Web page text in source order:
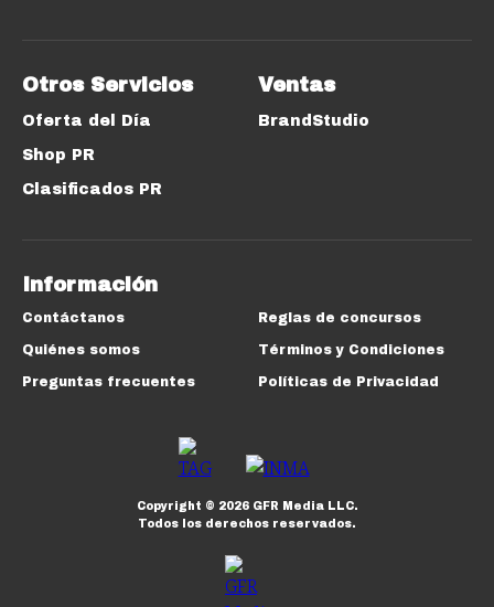
Otros Servicios
Oferta del Día
Shop PR
Clasificados PR
Ventas
BrandStudio
Información
Contáctanos
Quiénes somos
Preguntas frecuentes
Reglas de concursos
Términos y Condiciones
Políticas de Privacidad
Copyright © 2026GFR Media LLC.
Todos los derechos reservados.